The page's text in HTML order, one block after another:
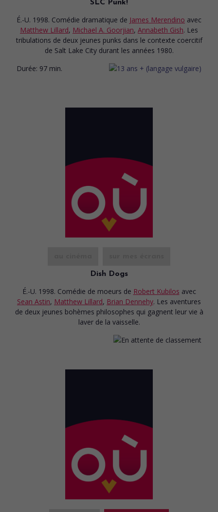
SLC Punk!
É.-U. 1998. Comédie dramatique de James Merendino avec
Matthew Lillard, Michael A. Goorjian, Annabeth Gish. Les
tribulations de deux jeunes punks dans le contexte coercitif
de Salt Lake City durant les années 1980.
Durée: 97 min.
Dish Dogs
É.-U. 1998. Comédie de moeurs de Robert Kubilos avec
Sean Astin, Matthew Lillard, Brian Dennehy. Les aventures
de deux jeunes bohèmes philosophes qui gagnent leur vie à
laver de la vaisselle.